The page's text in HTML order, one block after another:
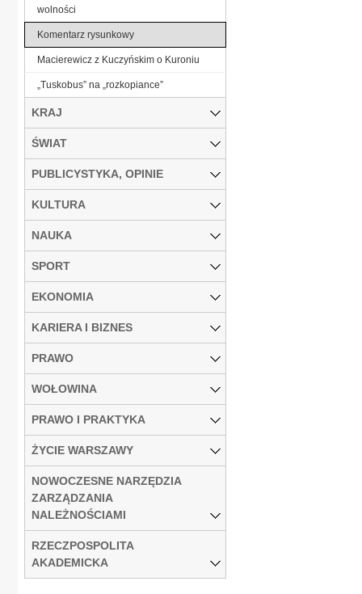
wolności
Komentarz rysunkowy
Macierewicz z Kuczyńskim o Kuroniu
„Tuskobus” na „rozkopiance”
KRAJ
ŚWIAT
PUBLICYSTYKA, OPINIE
KULTURA
NAUKA
SPORT
EKONOMIA
KARIERA I BIZNES
PRAWO
WOŁOWINA
PRAWO I PRAKTYKA
ŻYCIE WARSZAWY
NOWOCZESNE NARZĘDZIA
ZARZĄDZANIA
NALEŻNOŚCIAMI
RZECZPOSPOLITA
AKADEMICKA